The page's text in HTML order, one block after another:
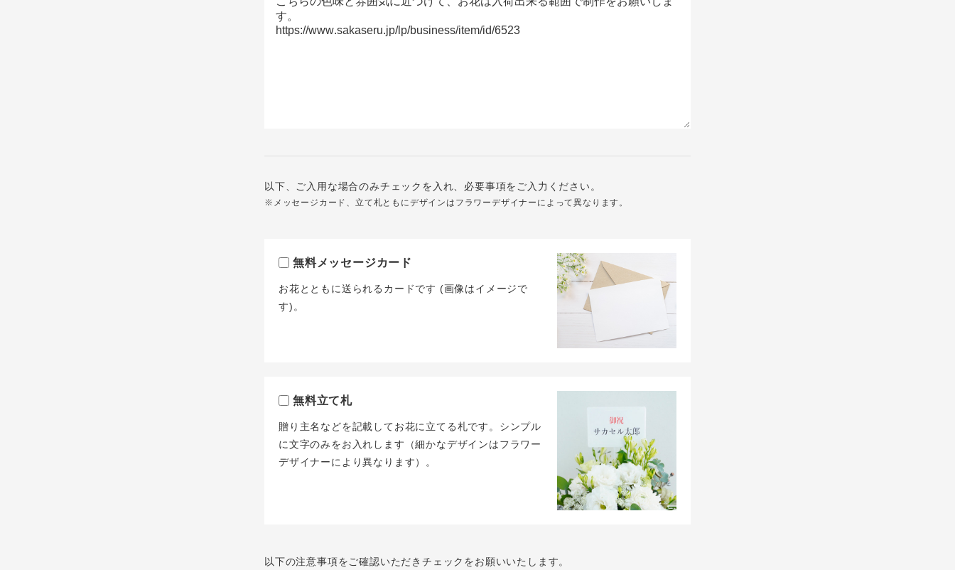
以下、ご入用な場合のみチェックを入れ、必要事項をご入力ください。
※メッセージカード、立て札ともにデザインはフラワーデザイナーによって異なります。
無料メッセージカード
お花とともに送られるカードです (画像はイメージで
す)。
無料立て札
贈り主名などを記載してお花に立てる札です。シンプル
に文字のみをお入れします（細かなデザインはフラワー
デザイナーにより異なります）。
以下の注意事項をご確認いただきチェックをお願いいたします。